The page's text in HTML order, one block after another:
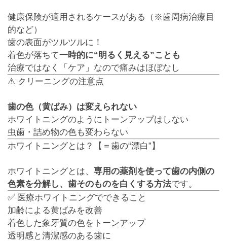
健康保険が適用されるケースがある（※歯周病治療目
的など）
歯の表面がツルツルに！
着色が落ちて一時的に“明るく見える”ことも
治療ではなく「ケア」なので痛みはほぼなし
⚠️ クリーニングの注意点
歯の色（黄ばみ）は変えられない
ホワイトニングのようにトーンアップはしない
虫歯・詰め物の色も変わらない
ホワイトニングとは？【＝歯の“漂白”】
ホワイトニングとは、 専用の薬剤を使って歯の内側の
色素を分解し、歯そのものを白くする方法です。
✅ 医療ホワイトニングでできること
加齢による黄ばみを改善
着色した象牙質の色をトーンアップ
透明感と清潔感のある歯に